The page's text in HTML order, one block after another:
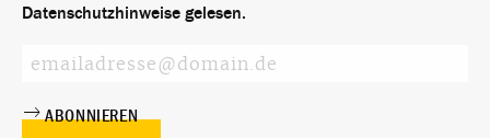
Datenschutzhinweise gelesen.